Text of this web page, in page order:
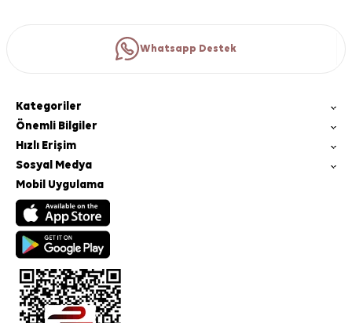
Whatsapp Destek
Kategoriler
Önemli Bilgiler
Hızlı Erişim
Sosyal Medya
Mobil Uygulama